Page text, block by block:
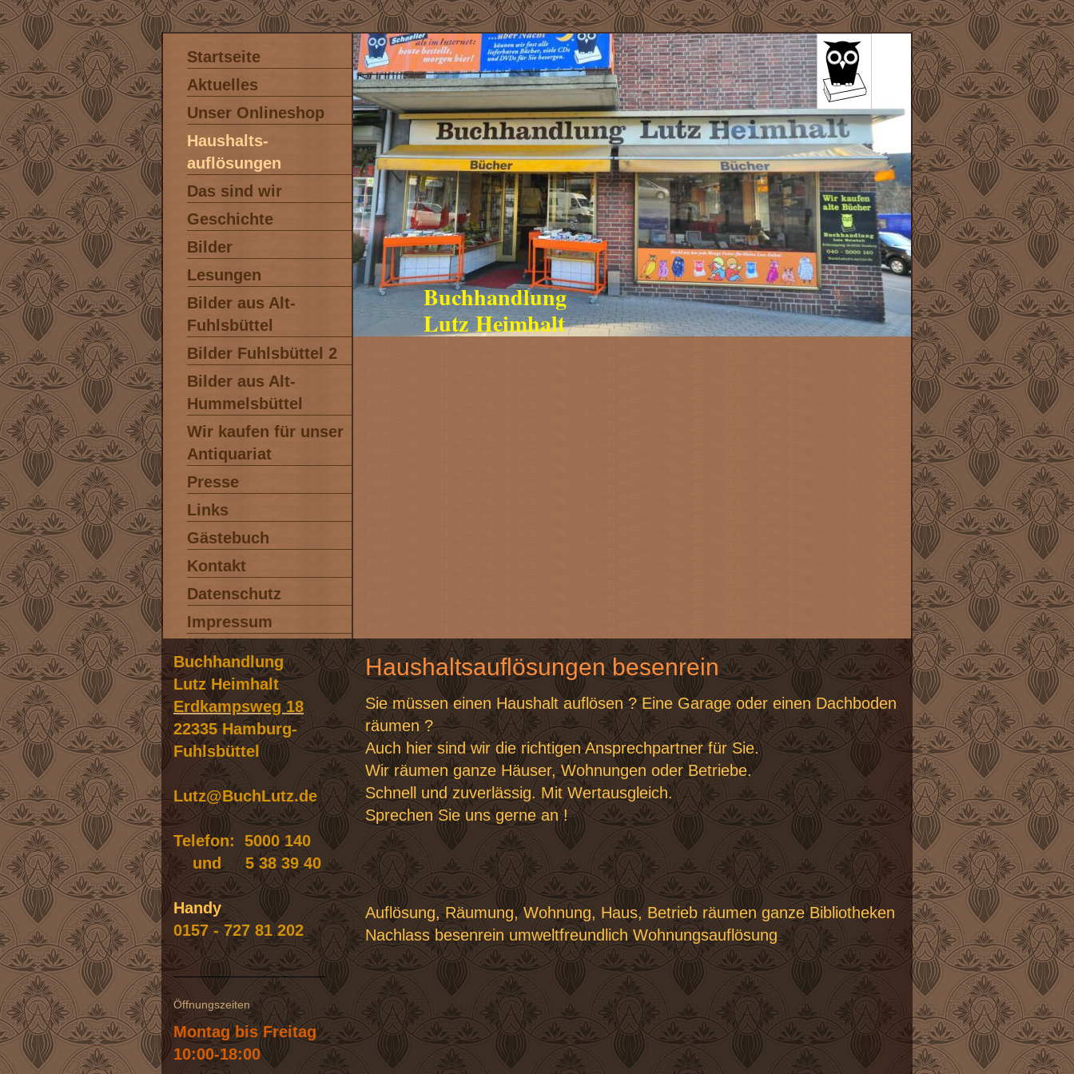
Startseite
Aktuelles
Unser Onlineshop
Haushalts-
auflösungen
Das sind wir
Geschichte
Bilder
Lesungen
Bilder aus Alt-
Fuhlsbüttel
Bilder Fuhlsbüttel 2
Bilder aus Alt-
Hummelsbüttel
Wir kaufen für unser
Antiquariat
Presse
Links
Gästebuch
Kontakt
Datenschutz
Impressum
Buchhandlung
Lutz Heimhalt
Haushaltsauflösungen besenrein
Sie müssen einen Haushalt auflösen ? Eine Garage oder einen Dachboden
räumen ?
Auch hier sind wir die richtigen Ansprechpartner für Sie.
Wir räumen ganze Häuser, Wohnungen oder Betriebe.
Schnell und zuverlässig. Mit Wertausgleich.
Sprechen Sie uns gerne an !
Auflösung, Räumung, Wohnung, Haus, Betrieb räumen ganze Bibliotheken
Nachlass besenrein umweltfreundlich Wohnungsauflösung
Buchhandlung
Lutz Heimhalt
Erdkampsweg 18
22335 Hamburg-
Fuhlsbüttel
Lutz@BuchLutz.de
Telefon: 5000 140
und 5 38 39 40
Handy
0157 - 727 81 202
Öffnungszeiten
Montag bis Freitag
10:00-18:00